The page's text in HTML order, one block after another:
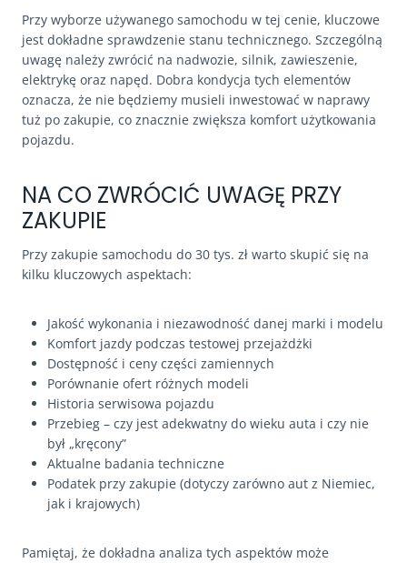
Przy wyborze używanego samochodu w tej cenie, kluczowe
jest dokładne sprawdzenie stanu technicznego. Szczególną
uwagę należy zwrócić na nadwozie, silnik, zawieszenie,
elektrykę oraz napęd. Dobra kondycja tych elementów
oznacza, że nie będziemy musieli inwestować w naprawy
tuż po zakupie, co znacznie zwiększa komfort użytkowania
pojazdu.
NA CO ZWRÓCIĆ UWAGĘ PRZY
ZAKUPIE
Przy zakupie samochodu do 30 tys. zł warto skupić się na
kilku kluczowych aspektach:
Jakość wykonania i niezawodność danej marki i modelu
Komfort jazdy podczas testowej przejażdżki
Dostępność i ceny części zamiennych
Porównanie ofert różnych modeli
Historia serwisowa pojazdu
Przebieg – czy jest adekwatny do wieku auta i czy nie
był „kręcony”
Aktualne badania techniczne
Podatek przy zakupie (dotyczy zarówno aut z Niemiec,
jak i krajowych)
Pamiętaj, że dokładna analiza tych aspektów może